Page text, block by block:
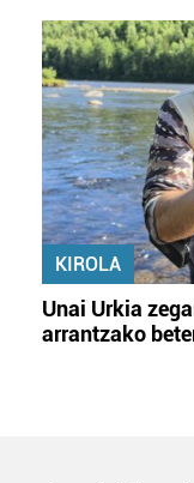
KIROLA
Unai Urkia
arrantzako